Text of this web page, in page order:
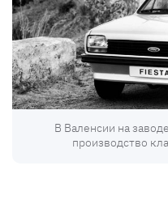
В Валенсии на
производство